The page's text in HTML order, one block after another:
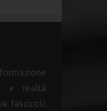
e realtà
fascicoli: